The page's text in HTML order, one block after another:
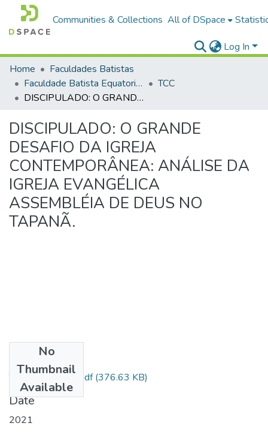
Communities & Collections All of DSpace
Log In
Home
Faculdades Batistas
Faculdade Batista Equatorial (FABAE)
TCC
DISCIPULADO: O GRANDE DESAFIO DA IGREJA CONTEMPORÂNEA: ANÁLISE DA IGREJA EVANGÉLICA ASSEMBLÉIA DE DEUS NO TAPANÃ.
DISCIPULADO: O GRANDE
DESAFIO DA IGREJA
CONTEMPORÂNEA: ANÁLISE DA
IGREJA EVANGÉLICA
ASSEMBLÉIA DE DEUS NO
TAPANÃ.
No
Thumbnail
Available
TCC - Sérgio.pdf.pdf(376.63 KB)
Date
2021